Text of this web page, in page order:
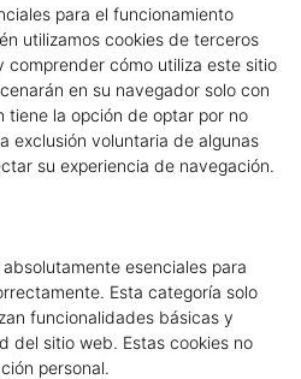
para el funcionamiento
utilizamos cookies de terceros
comprender cómo utiliza este sitio
en su navegador solo con
tiene la opción de optar por no
exclusión voluntaria de algunas
su experiencia de navegación.
esenciales para
Esta categoría solo
funcionalidades básicas y
del sitio web. Estas cookies no
personal.